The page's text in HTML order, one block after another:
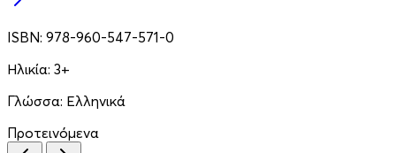
ISBN: 978-960-547-571-0
Ηλικία: 3+
Γλώσσα: Ελληνικά
Προτεινόμενα